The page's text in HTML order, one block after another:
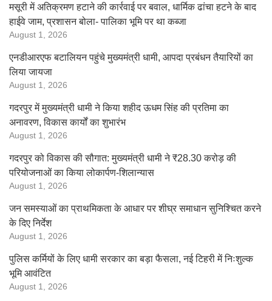
मसूरी में अतिक्रमण हटाने की कार्रवाई पर बवाल, धार्मिक ढांचा हटने के बाद
हाईवे जाम, प्रशासन बोला- पालिका भूमि पर था कब्जा
August 1, 2026
एनडीआरएफ बटालियन पहुंचे मुख्यमंत्री धामी, आपदा प्रबंधन तैयारियों का
लिया जायजा
August 1, 2026
गदरपुर में मुख्यमंत्री धामी ने किया शहीद ऊधम सिंह की प्रतिमा का
अनावरण, विकास कार्यों का शुभारंभ
August 1, 2026
गदरपुर को विकास की सौगात: मुख्यमंत्री धामी ने ₹28.30 करोड़ की
परियोजनाओं का किया लोकार्पण-शिलान्यास
August 1, 2026
जन समस्याओं का प्राथमिकता के आधार पर शीघ्र समाधान सुनिश्चित करने
के दिए निर्देश
August 1, 2026
पुलिस कर्मियों के लिए धामी सरकार का बड़ा फैसला, नई टिहरी में निःशुल्क
भूमि आवंटित
August 1, 2026